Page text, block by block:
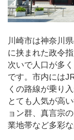
川崎市は神奈川
に挟まれた政令
次いで人口が多
です。市内には
くの路線が乗り
とても人気が高
ョン群、真言宗
業地帯など多彩